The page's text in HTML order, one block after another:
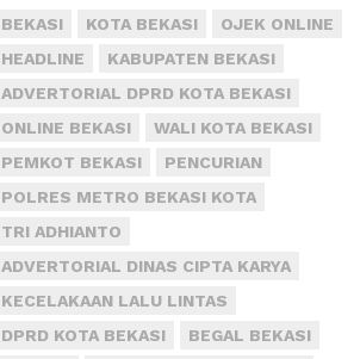
BEKASI KOTA BEKASI
OJEK ONLINE
HEADLINE
KABUPATEN BEKASI
ADVERTORIAL DPRD KOTA BEKASI
ONLINE BEKASI
WALI KOTA BEKASI
PEMKOT BEKASI
PENCURIAN
POLRES METRO BEKASI KOTA
TRI ADHIANTO
ADVERTORIAL DINAS CIPTA KARYA
KECELAKAAN LALU LINTAS
DPRD KOTA BEKASI
BEGAL BEKASI